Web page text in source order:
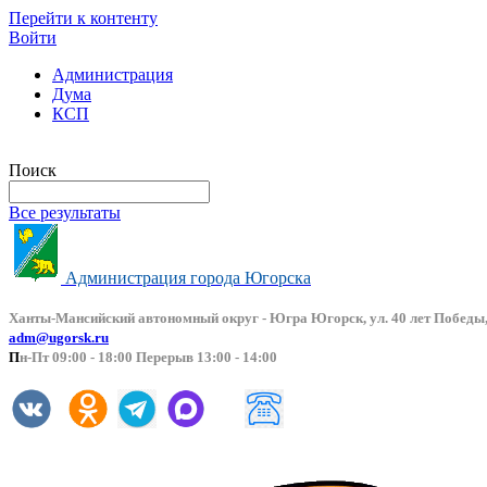
Перейти к контенту
Войти
Администрация
Дума
КСП
Поиск
Все результаты
Администрация города Югорска
Ханты-Мансийский автономный округ - Югра Югорск, ул. 40 лет
adm@ugorsk.ru
Пн-Пт 09:00 - 18:00 Перерыв 13:00 - 14:00